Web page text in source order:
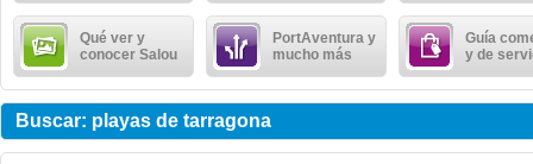
Qué ver y
conocer Salou
PortAventura y
mucho más
Guía
y de
Buscar: playas de tarragona